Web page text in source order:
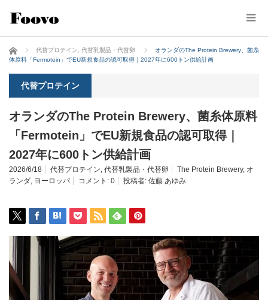
ホーム 代替プロテイン 代替乳製品・代替卵
オランダのThe Protein Brewery、菌糸
体原料「Fermotein」でEU新規食品の認可取得｜2027年に600トン供給計画
代替プロテイン
オランダのThe Protein Brewery、菌糸体原料
「Fermotein」でEU新規食品の認可取得｜
2027年に600トン供給計画
2026/6/18 代替プロテイン, 代替乳製品・代替卵 The Protein Brewery, オ
ランダ, ヨーロッパ コメント: 0 投稿者: 佐藤 あゆみ